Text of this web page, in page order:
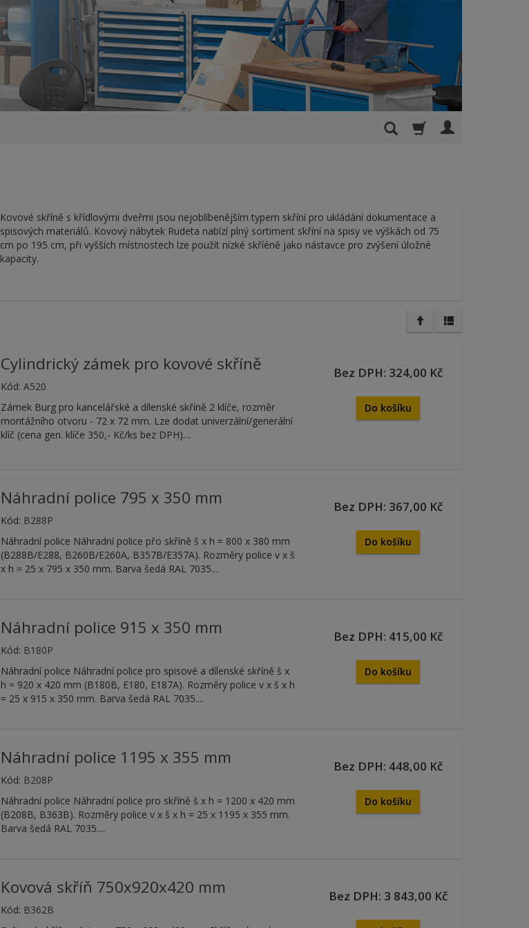
Kovové skříně s křídlovými dveřmi jsou nejoblíbenějším typem skříní pro ukládání dokumentace a
spisových materiálů. Kovový nábytek Rudeta nabízí plný sortiment skříní na spisy ve výškách od 75
cm po 195 cm, při vyšších místnostech lze použít nízké skříéně jako nástavce pro zvýšení úložné
kapacity.
Cylindrický zámek pro kovové skříně
Kód:A520
Zámek Burg pro kancelářské a dílenské skříně 2 klíče, rozměr
montážního otvoru - 72 x 72 mm. Lze dodat univerzální/generální
klíč (cena gen. klíče 350,- Kč/ks bez DPH)....
Bez DPH: 324,00 Kč
Do košíku
Náhradní police 795 x 350 mm
Kód: B288P
Náhradní police Náhradní police přo skříně š x h = 800 x 380 mm
(B288B/E288, B260B/E260A, B357B/E357A). Rozměry police v x š
x h = 25 x 795 x 350 mm. Barva šedá RAL 7035....
Bez DPH: 367,00 Kč
Do košíku
Náhradní police 915 x 350 mm
Kód: B180P
Náhradní police Náhradní police pro spisové a dílenské skříně š x
h = 920 x 420 mm (B180B, E180, E187A). Rozměry police v x š x h
= 25 x 915 x 350 mm. Barva šedá RAL 7035....
Bez DPH: 415,00 Kč
Do košíku
Náhradní police 1195 x 355 mm
Kód: B208P
Náhradní police Náhradní police pro skříně š x h = 1200 x 420 mm
(B208B, B363B). Rozměry police v x š x h = 25 x 1195 x 355 mm.
Barva šedá RAL 7035....
Bez DPH: 448,00 Kč
Do košíku
Kovová skříň 750x920x420 mm
Kód: B362B
Bez DPH: 3 843,00 Kč